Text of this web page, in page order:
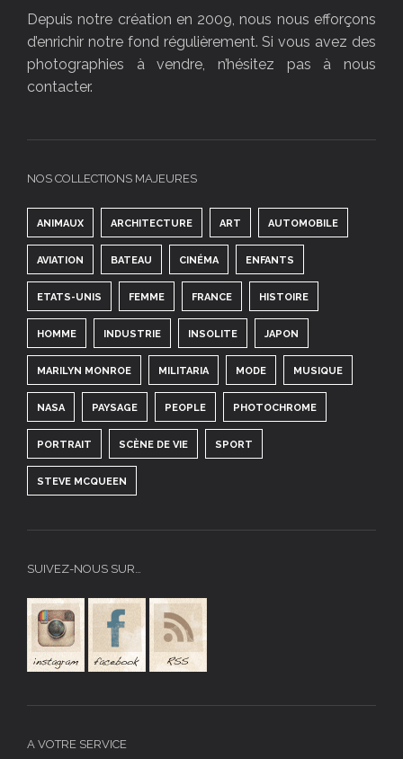
Depuis notre création en 2009, nous nous efforçons
d’enrichir notre fond régulièrement. Si vous avez des
photographies à vendre, n’hésitez pas à nous
contacter.
NOS COLLECTIONS MAJEURES
ANIMAUX ARCHITECTURE ART AUTOMOBILE
AVIATION BATEAU CINÉMA ENFANTS
ETATS-UNIS FEMME FRANCE HISTOIRE
HOMME INDUSTRIE INSOLITE JAPON
MARILYN MONROE MILITARIA MODE MUSIQUE
NASA PAYSAGE PEOPLE PHOTOCHROME
PORTRAIT SCÈNE DE VIE SPORT
STEVE MCQUEEN
SUIVEZ-NOUS SUR…
A VOTRE SERVICE